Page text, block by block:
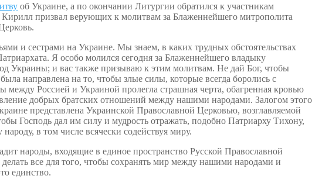
об Украине, а по окончании Литургии обратился к участникам
призвал верующих к молитвам за Блаженнейшего митрополита
и сестрами на Украине. Мы знаем, в каких трудных обстоятельствах
Я особо молился сегодня за Блаженнейшего владыку
Украины; и вас также призываю к этим молитвам. Не дай Бог, чтобы
направлена на то, чтобы злые силы, которые всегда боролись с
Россией и Украиной пролегла страшная черта, обагренная кровью
добрых братских отношений между нашими народами. Залогом этого
представлена Украинской Православной Церковью, возглавляемой
Господь дал им силу и мудрость отражать, подобно Патриарху Тихону,
в том числе всячески содействуя миру.
народы, входящие в единое пространство Русской Православной
все для того, чтобы сохранять мир между нашими народами и
единство.